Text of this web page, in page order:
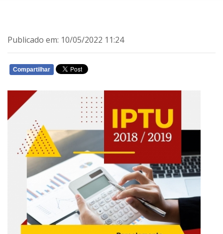
Publicado em: 10/05/2022 11:24
Compartilhar